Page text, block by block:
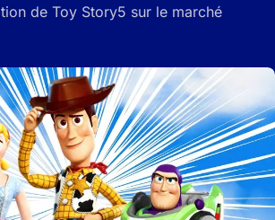
de Toy Story5 sur le marché